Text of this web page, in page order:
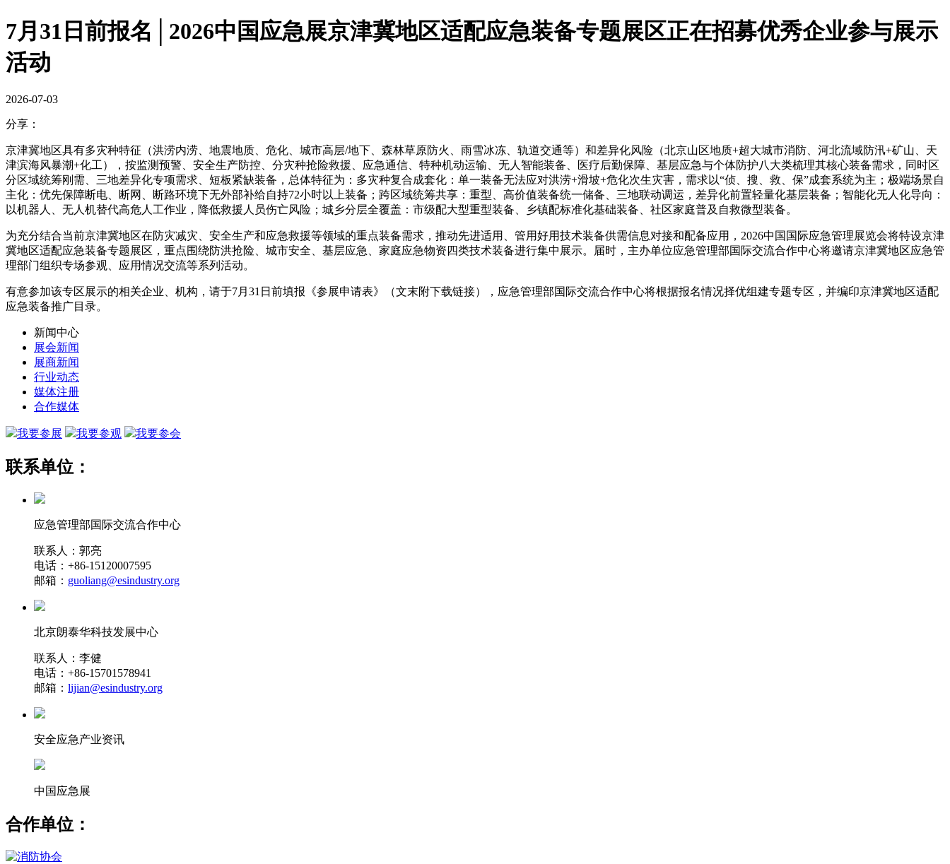
7月31日前报名│2026中国应急展京津冀地区适配应急装备专题展区正在招募优秀企业参与展示
活动
2026-07-03
分享：
京津冀地区具有多灾种特征（洪涝内涝、地震地质、危化、城市高层/地下、森林草原防火、雨雪冰冻、轨道交通等）和差异化风险（北京山区地质+超大城市消防、河北流域防汛+矿山、天
津滨海风暴潮+化工），按监测预警、安全生产防控、分灾种抢险救援、应急通信、特种机动运输、无人智能装备、医疗后勤保障、基层应急与个体防护八大类梳理其核心装备需求，同时区
分区域统筹刚需、三地差异化专项需求、短板紧缺装备，总体特征为：多灾种复合成套化：单一装备无法应对洪涝+滑坡+危化次生灾害，需求以“侦、搜、救、保”成套系统为主；极端场景自
主化：优先保障断电、断网、断路环境下无外部补给自持72小时以上装备；跨区域统筹共享：重型、高价值装备统一储备、三地联动调运，差异化前置轻量化基层装备；智能化无人化导向：
以机器人、无人机替代高危人工作业，降低救援人员伤亡风险；城乡分层全覆盖：市级配大型重型装备、乡镇配标准化基础装备、社区家庭普及自救微型装备。
为充分结合当前京津冀地区在防灾减灾、安全生产和应急救援等领域的重点装备需求，推动先进适用、管用好用技术装备供需信息对接和配备应用，2026中国国际应急管理展览会将特设京津
冀地区适配应急装备专题展区，重点围绕防洪抢险、城市安全、基层应急、家庭应急物资四类技术装备进行集中展示。届时，主办单位应急管理部国际交流合作中心将邀请京津冀地区应急管
理部门组织专场参观、应用情况交流等系列活动。
有意参加该专区展示的相关企业、机构，请于7月31日前填报《参展申请表》（文末附下载链接），应急管理部国际交流合作中心将根据报名情况择优组建专题专区，并编印京津冀地区适配
应急装备推广目录。
新闻中心
展会新闻
展商新闻
行业动态
媒体注册
合作媒体
我要参展 我要参观 我要参会
联系单位：
应急管理部国际交流合作中心
联系人：郭亮
电话：+86-15120007595
邮箱： guoliang@esindustry.org
北京朗泰华科技发展中心
联系人：李健
电话：+86-15701578941
邮箱： lijian@esindustry.org
安全应急产业资讯
中国应急展
合作单位：